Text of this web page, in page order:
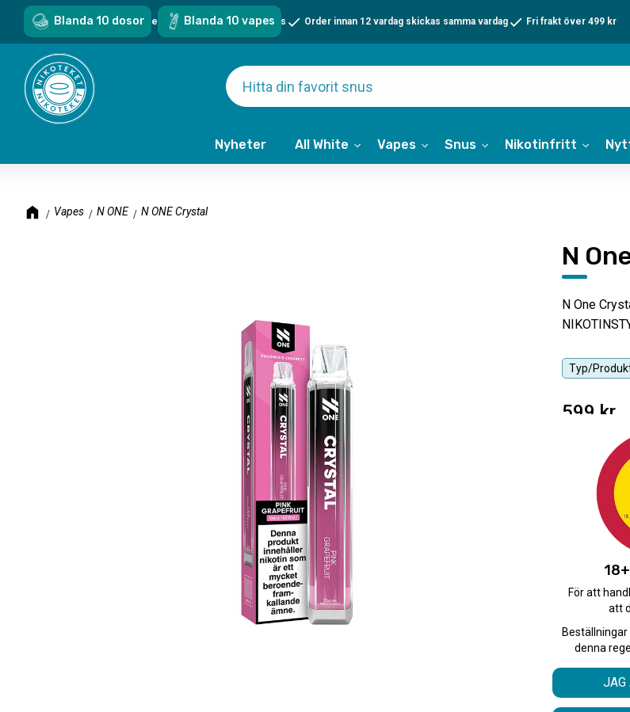
Nyheter All White Vapes Snus Nikotinfritt
Blanda 10 dosor Blanda 10 vapes
Sveriges största sortiment - över 1000 snus & vapes Order innan 12 vardag skickas samma vardag Fri frakt över 499 kr
Vapes N ONE N ONE Crystal
Typ/
N
N One
599 kr
För att
att
denna
JAG